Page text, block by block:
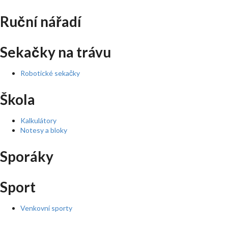
Ruční nářadí
Sekačky na trávu
Robotické sekačky
Škola
Kalkulátory
Notesy a bloky
Sporáky
Sport
Venkovní sporty